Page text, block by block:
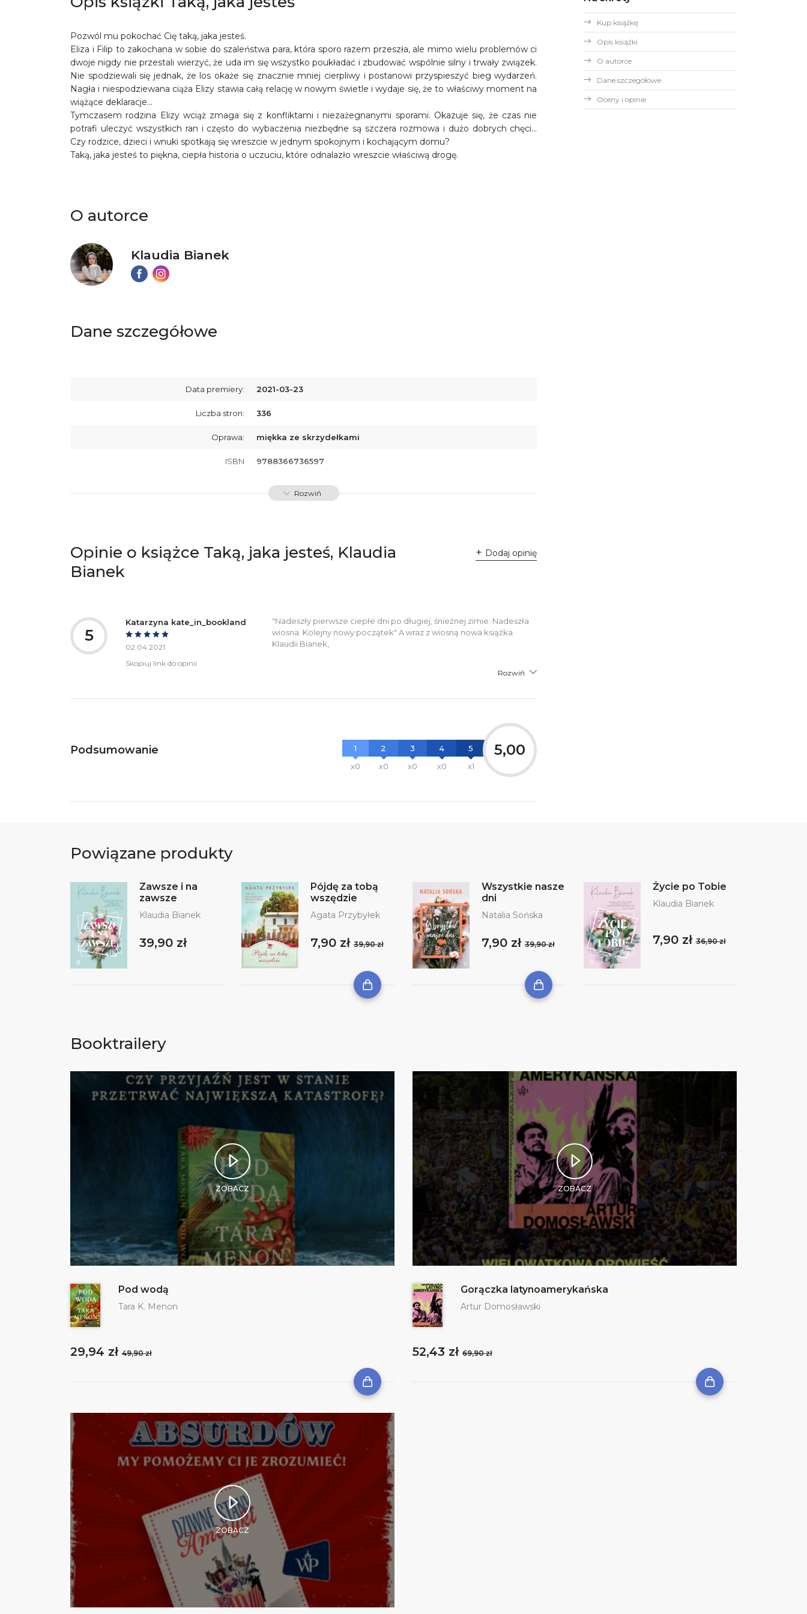
Pozwól mu pokochać Cię taką, jaka jesteś.
Eliza i Filip to zakochana w sobie do szaleństwa para, która sporo razem przeszła, ale mimo wielu problemów ci
dwoje nigdy nie przestali wierzyć, że uda im się wszystko poukładać i zbudować wspólnie silny i trwały związek.
Nie spodziewali się jednak, że los okaże się znacznie mniej cierpliwy i postanowi przyspieszyć bieg wydarzeń.
Nagła i niespodziewana ciąża Elizy stawia całą relację w nowym świetle i wydaje się, że to właściwy moment na
wiążące deklaracje…
Tymczasem rodzina Elizy wciąż zmaga się z konfliktami i niezażegnanymi sporami. Okazuje się, że czas nie
potrafi uleczyć wszystkich ran i często do wybaczenia niezbędne są szczera rozmowa i dużo dobrych chęci…
Czy rodzice, dzieci i wnuki spotkają się wreszcie w jednym spokojnym i kochającym domu?
Taką, jaka jesteś to piękna, ciepła historia o uczuciu, które odnalazło wreszcie właściwą drogę.
O autorce
Klaudia Bianek
Dane szczegółowe
Data premiery: 2021-03-23
Liczba stron: 336
Oprawa: miękka ze skrzydełkami
ISBN 9788366736597
K800002
kontakt@wydajenamsie.pl
+48 61 623 38 38
Rozwiń
Opinie o książce Taką, jaka jesteś, Klaudia
Bianek
Dodaj opinię
5
Katarzyna kate_in_bookland
02.04.2021
Skopiuj link do opinii
"Nadeszły pierwsze ciepłe dni po długiej, śnieżnej zimie. Nadeszła
wiosna. Kolejny nowy początek" A wraz z wiosną nowa książka
Klaudii Bianek,
Rozwiń
Podsumowanie
1
x0
2
x0
3
x0
4
x0
5
x1
5,00
Kup książkę
Opis książki
O autorce
Dane szczegółowe
Oceny i opinie
Powiązane produkty
Zawsze i na
zawsze
Klaudia Bianek
39,90 zł
Pójdę za tobą
wszędzie
Agata Przybyłek
7,90 zł39,90 zł
Wszystkie nasze
dni
Natalia Sońska
7,90 zł39,90 zł
Życie po Tobie
Klaudia Bianek
7,90 zł36,90 zł
Booktrailery
ZOBACZ
Pod wodą
Tara K. Menon
29,94 zł 49,90 zł
ZOBACZ
Gorączka latynoamerykańska
Artur Domosławski
52,43 zł 69,90 zł
ZOBACZ